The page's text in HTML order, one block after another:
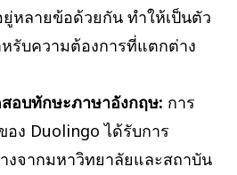
หลายข้อด้วยกัน ทำให้เป็นตัว
รับความต้องการที่แตกต่าง
อบทักษะภาษาอังกฤษ: การ
ง Duolingo ได้รับการ
งจากมหาวิทยาลัยและสถาบัน